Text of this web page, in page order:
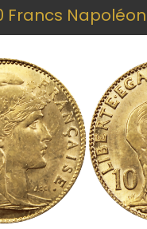
Francs Napoléon